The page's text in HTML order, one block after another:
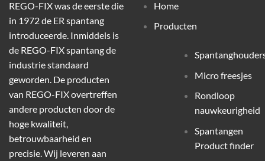
REGO-FIX was de eerste die
in 1972 de ER spantang
introduceerde. Inmiddels is
de REGO-FIX spantang de
industrie standaard
geworden. De producten
van REGO-FIX overtreffen
andere producten door de
hoge kwaliteit,
betrouwbaarheid en
precisie. Wij leveren aan
Home
Producten
Micro freesjes
Rondloop
nauwkeurigheid
Spantangen
Product finder